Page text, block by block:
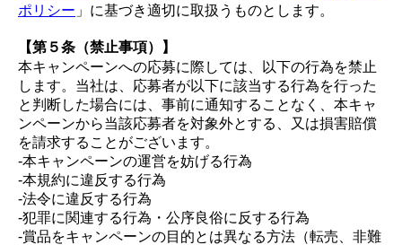
ポリシー 」に基づき適切に取扱うものとします。
【第５条（禁止事項）】
本キャンペーンへの応募に際しては、以下の行為を禁止
します。当社は、応募者が以下に該当する行為を行った
と判断した場合には、事前に通知することなく、本キャ
ンペーンから当該応募者を対象外とする、又は損害賠償
を請求することがございます。
-本キャンペーンの運営を妨げる行為
-本規約に違反する行為
-法令に違反する行為
-犯罪に関連する行為・公序良俗に反する行為
-賞品をキャンペーンの目的とは異なる方法（転売、非難